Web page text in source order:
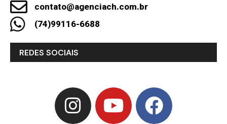
contato@agenciach.com.br
(74)99116-6688
REDES SOCIAIS